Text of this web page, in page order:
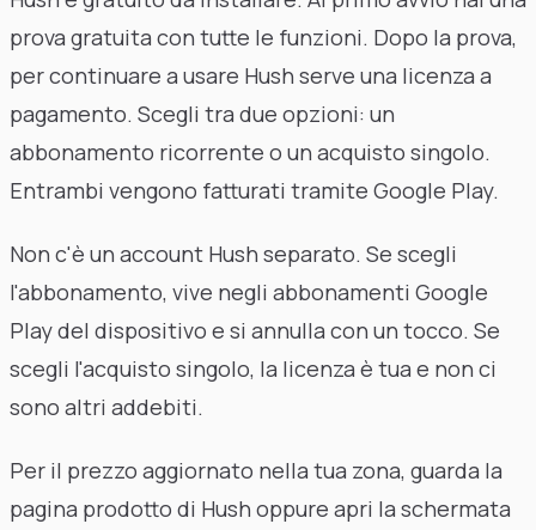
prova gratuita con tutte le funzioni. Dopo la prova,
per continuare a usare Hush serve una licenza a
pagamento. Scegli tra due opzioni: un
abbonamento ricorrente o un acquisto singolo.
Entrambi vengono fatturati tramite Google Play.
Non c'è un account Hush separato. Se scegli
l'abbonamento, vive negli abbonamenti Google
Play del dispositivo e si annulla con un tocco. Se
scegli l'acquisto singolo, la licenza è tua e non ci
sono altri addebiti.
Per il prezzo aggiornato nella tua zona, guarda la
pagina prodotto di Hush oppure apri la schermata